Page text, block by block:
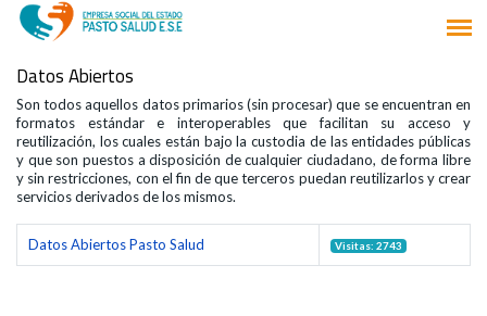
Datos Abiertos
Son todos aquellos datos primarios (sin procesar) que se encuentran en
formatos estándar e interoperables que facilitan su acceso y
reutilización, los cuales están bajo la custodia de las entidades públicas
y que son puestos a disposición de cualquier ciudadano, de forma libre
y sin restricciones, con el fin de que terceros puedan reutilizarlos y crear
servicios derivados de los mismos.
Datos Abiertos Pasto Salud Visitas: 2743